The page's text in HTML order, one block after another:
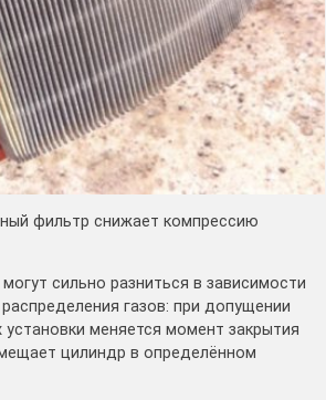
фильтр снижает компрессию
сильно разниться в зависимости
газов: при допущении
меняется момент закрытия
цилиндр в определённом